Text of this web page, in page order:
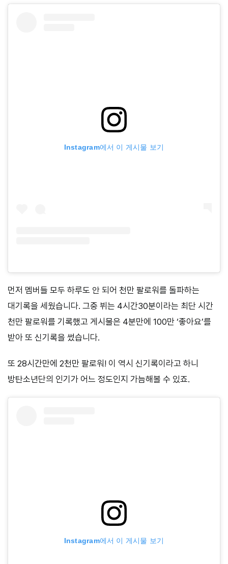
Instagram에서 이 게시물 보기
먼저 멤버들 모두 하루도 안 되어 천만 팔로워를 돌파하는
대기록을 세웠습니다. 그중 뷔는 4시간30분이라는 최단 시간
천만 팔로워를 기록했고 게시물은 4분만에 100만 ‘좋아요’를
받아 또 신기록을 썼습니다.
또 28시간만에 2천만 팔로워! 이 역시 신기록이라고 하니
방탄소년단의 인기가 어느 정도인지 가늠해볼 수 있죠.
Instagram에서 이 게시물 보기